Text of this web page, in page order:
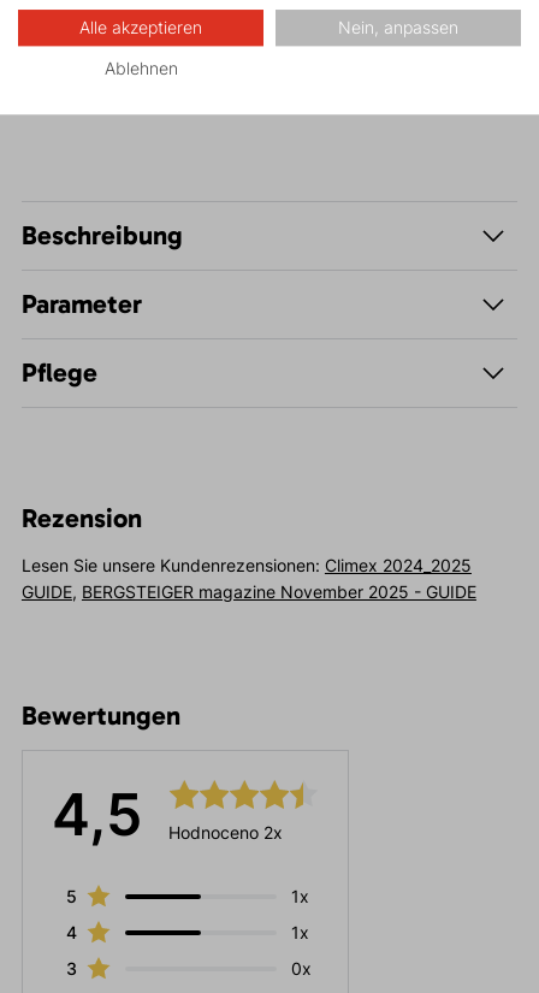
Wandern
Beschreibung
Parameter
Pflege
Rezension
Lesen Sie unsere Kundenrezensionen: Climex 2024_2025
GUIDE, BERGSTEIGER magazine November 2025 - GUIDE
Bewertungen
4,5 Hodnoceno 2x
5
1x
4
1x
3
0x
Alle akzeptieren Nein, anpassen
Ablehnen